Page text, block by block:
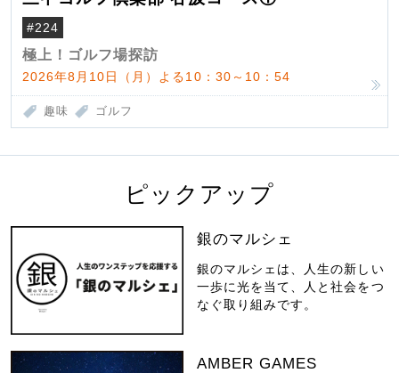
#224
極上！ゴルフ場探訪
2026年8月10日（月）よる10：30～10：54
趣味 ゴルフ
ピックアップ
銀のマルシェ
銀のマルシェは、人生の新しい
一歩に光を当て、人と社会をつ
なぐ取り組みです。
AMBER GAMES